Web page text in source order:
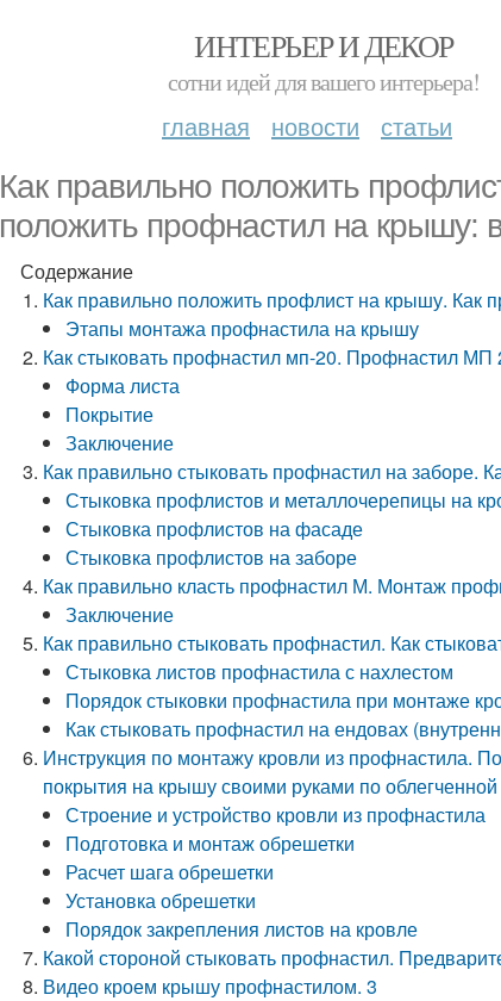
ИНТЕРЬЕР И ДЕКОР
сотни идей для вашего интерьера!
главная новости статьи
Как правильно положить
положить профнастил на крышу:
Содержание
Как правильно положить профлист на крышу.
Этапы монтажа профнастила на крышу
Как стыковать профнастил мп-20. Профнастил МП
Форма листа
Покрытие
Заключение
Как правильно стыковать профнастил на заборе.
Стыковка профлистов и металлочерепицы на
Стыковка профлистов на фасаде
Стыковка профлистов на заборе
Как правильно класть профнастил М. Монтаж
Заключение
Как правильно стыковать профнастил. Как
Стыковка листов профнастила с нахлестом
Порядок стыковки профнастила при монтаже
Как стыковать профнастил на ендовах
Инструкция по монтажу кровли из профнастила.
покрытия на крышу своими руками по
Строение и устройство кровли из профнастила
Подготовка и монтаж обрешетки
Расчет шага обрешетки
Установка обрешетки
Порядок закрепления листов на кровле
Какой стороной стыковать профнастил.
Видео кроем крышу профнастилом. 3